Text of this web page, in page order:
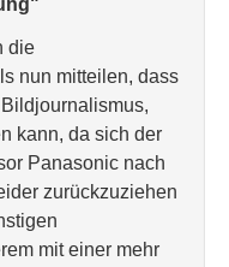
die
nun mitteilen, dass
kann, da sich der
Panasonic nach
zurückzuziehen
mit einer mehr